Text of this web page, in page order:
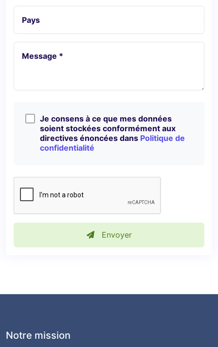
Pays
Message *
Je consens à ce que mes données
soient stockées conformément aux
directives énoncées dans Politique de
confidentialité
Envoyer
Notre mission